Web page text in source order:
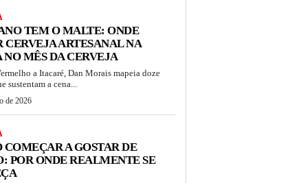
TEM O MALTE: ONDE
CERVEJA ARTESANAL NA
MÊS DA CERVEJA
a Itacaré, Dan Morais mapeia doze
sustentam a cena...
de 2026
COMEÇAR A GOSTAR DE
POR ONDE REALMENTE SE